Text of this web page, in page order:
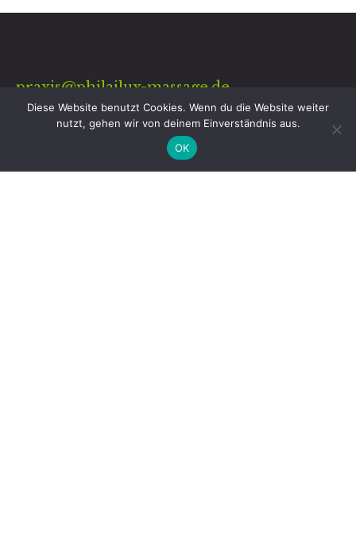
praxis@philailux-massage.de
+ 49 ( 030 ) - 97604944
+ 49 ( 0172 ) - 9760499
Diese Website benutzt Cookies. Wenn du die Website weiter
nutzt, gehen wir von deinem Einverständnis aus.
OK